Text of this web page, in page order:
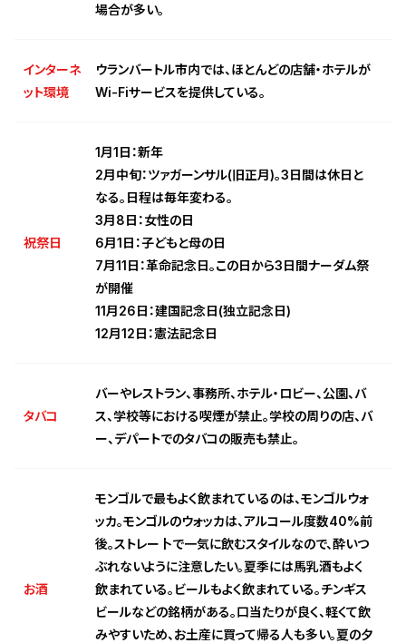
場合が多い。
インターネ
ット環境
ウランバートル市内では、ほとんどの店舗・ホテルが
Wi-Fiサービスを提供している。
祝祭日
1月1日：新年
2月中旬：ツァガーンサル(旧正月)。3日間は休日と
なる。日程は毎年変わる。
3月8日：女性の日
6月1日：子どもと母の日
7月11日：革命記念日。この日から3日間ナーダム祭
が開催
11月26日：建国記念日(独立記念日)
12月12日：憲法記念日
タバコ
バーやレストラン、事務所、ホテル・ロビー、公園、バ
ス、学校等における喫煙が禁止。学校の周りの店、バ
ー、デパートでのタバコの販売も禁止。
お酒
モンゴルで最もよく飲まれているのは、モンゴルウォ
ッカ。モンゴルのウォッカは、アルコール度数40%前
後。ストレー卜で一気に飲むスタイルなので、酔いつ
ぶれないように注意したい。夏季には馬乳酒もよく
飲まれている。ビールもよく飲まれている。チンギス
ビールなどの銘柄がある。口当たりが良く、軽くて飲
みやすいため、お土産に買って帰る人も多い。夏の夕